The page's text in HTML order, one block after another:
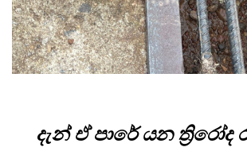
දැන් ඒ පාරේ යන ත්‍රිරෝද